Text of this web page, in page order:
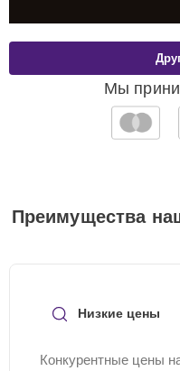
Мы
Преимущества
Низкие цены
Конкурентные цены